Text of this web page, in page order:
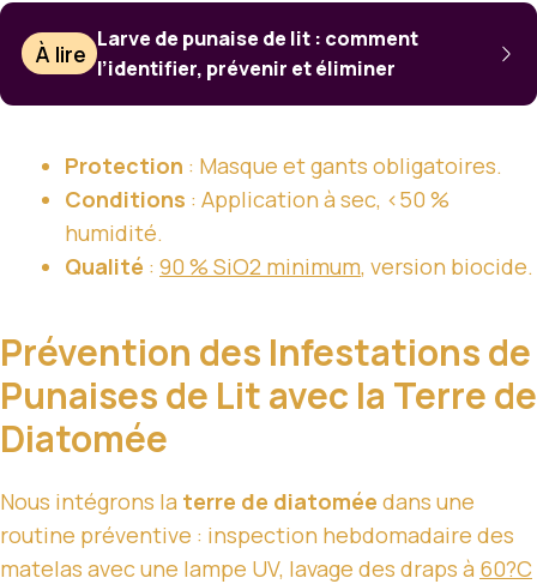
À lire
Larve de punaise de lit : comment
l’identifier, prévenir et éliminer
Protection : Masque et gants obligatoires.
Conditions : Application à sec, <50 %
humidité.
Qualité : 90 % SiO2 minimum, version biocide.
Prévention des Infestations de
Punaises de Lit avec la Terre de
Diatomée
Nous intégrons la terre de diatomée dans une
routine préventive : inspection hebdomadaire des
matelas avec une lampe UV, lavage des draps à 60?C